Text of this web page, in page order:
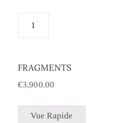
FRAGMENTS
€3,900.00
Vue Rapide